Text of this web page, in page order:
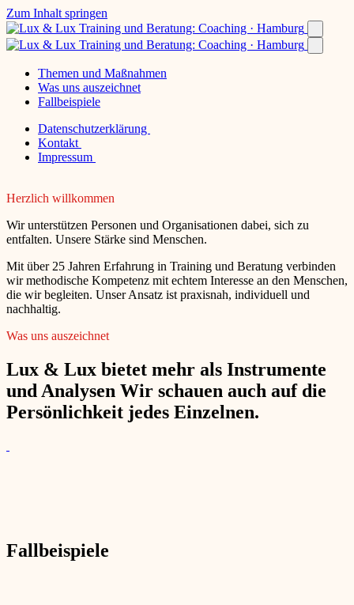
Zum Inhalt springen
Themen und Maßnahmen
Was uns auszeichnet
Fallbeispiele
Datenschutzerklärung
Kontakt
Impressum
Herzlich willkommen
Wir unterstützen Personen und Organisationen dabei, sich zu
entfalten. Unsere Stärke sind Menschen.
Mit über 25 Jahren Erfahrung in Training und Beratung verbinden
wir methodische Kompetenz mit echtem Interesse an den Menschen,
die wir begleiten. Unser Ansatz ist praxisnah, individuell und
nachhaltig.
Was uns auszeichnet
Lux & Lux bietet mehr als Instrumente
und Analysen Wir schauen auch auf die
Persönlichkeit jedes Einzelnen.
Fallbeispiele